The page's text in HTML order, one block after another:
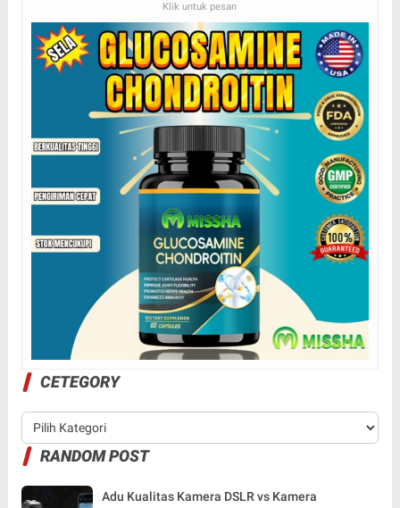
Klik untuk pesan
CETEGORY
RANDOM POST
Adu Kualitas Kamera DSLR vs Kamera